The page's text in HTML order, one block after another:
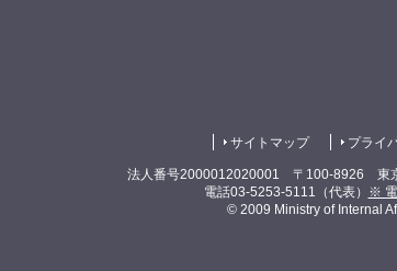
サイトマップ プライ
法人番号2000012020001 〒100-8926 東
電話03-5253-5111（代表）
※ 電
© 2009 Ministry of Internal